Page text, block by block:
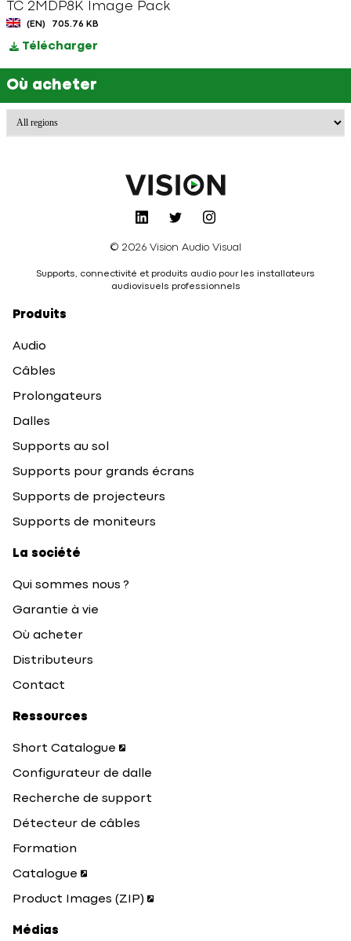
TC 2MDP8K Image Pack
(EN) 705.76 KB
Télécharger
Où acheter
© 2026 Vision Audio Visual
Supports, connectivité et produits audio pour les installateurs
audiovisuels professionnels
Produits
Audio
Câbles
Prolongateurs
Dalles
Supports au sol
Supports pour grands écrans
Supports de projecteurs
Supports de moniteurs
La société
Qui sommes nous ?
Garantie à vie
Où acheter
Distributeurs
Contact
Ressources
Short Catalogue
Configurateur de dalle
Recherche de support
Détecteur de câbles
Formation
Catalogue
Product Images (ZIP)
Médias